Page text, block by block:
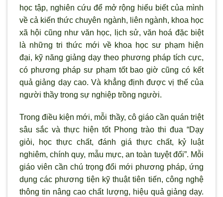
học tập, nghiên cứu để mở rộng hiểu biết của mình
về cả kiến thức chuyên ngành, liên ngành, khoa học
xã hội cũng như văn học, lịch sử, văn hoá đặc biệt
là những tri thức mới về khoa học sư phạm hiện
đại, kỹ năng giảng dạy theo phương pháp tích cực,
có phương pháp sư phạm tốt bao giờ cũng có kết
quả giảng dạy cao. Và khẳng định được vị thế của
người thầy trong sự nghiệp trồng người.
Trong điều kiện mới, mỗi thầy, cô giáocần quán triệt
sâu sắc và thực hiện tốt Phong trào thi đua “Dạy
giỏi, học thực chất, đánh giá thực chất, kỷ luật
nghiêm, chính quy, mẫu mực, an toàn tuyệt đối”. Mỗi
giáo viên cần chú trọng đổi mới phương pháp, ứng
dụng các phương tiện kỹ thuật tiên tiến, công nghệ
thông tin nâng cao chất lượng, hiệu quả giảng dạy.